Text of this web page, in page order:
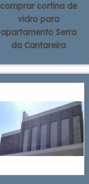
comprar cortina de
vidro para
apartamento Serra
da Cantareira